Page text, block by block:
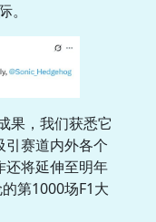
。
果，我们获悉它
引赛道内外各个
还将延伸至明年
第1000场F1大